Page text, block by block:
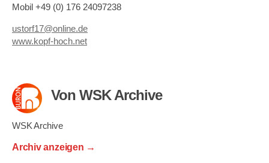
Mobil +49 (0) 176 24097238
ustorf17@online.de
www.kopf-hoch.net
Von WSK Archive
WSK Archive
Archiv anzeigen →